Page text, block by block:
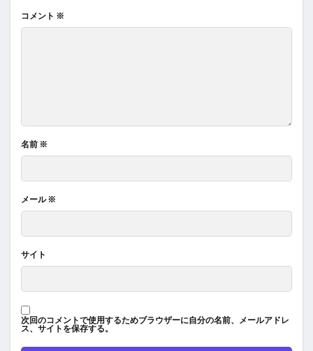
コメント ※
名前 ※
メール※
サイト
次回のコメントで使用するためブラウザーに自分の名前、メールアドレ
ス、サイトを保存する。